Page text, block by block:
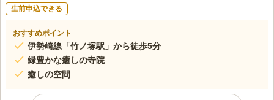
生前申込できる
おすすめポイント
伊勢崎線「竹ノ塚駅」から徒歩5分
緑豊かな癒しの寺院
癒しの空間